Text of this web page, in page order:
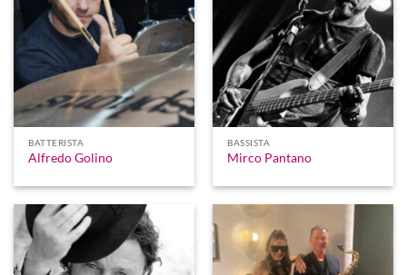
BATTERISTA
Alfredo Golino
BASSISTA
Mirco Pantano